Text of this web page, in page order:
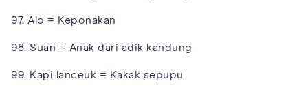
97. Alo = Keponakan
98. Suan = Anak dari adik kandung
99. Kapi lanceuk = Kakak sepupu